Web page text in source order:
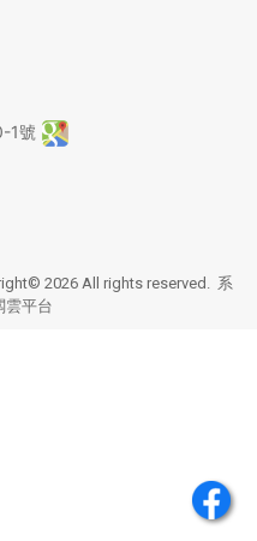
1號
2026 All rights reserved. 系
雲平台